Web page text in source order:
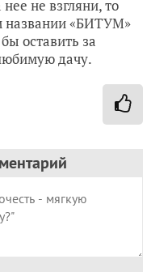
не взгляни, то
названии «БИТУМ»
оставить за
дачу.